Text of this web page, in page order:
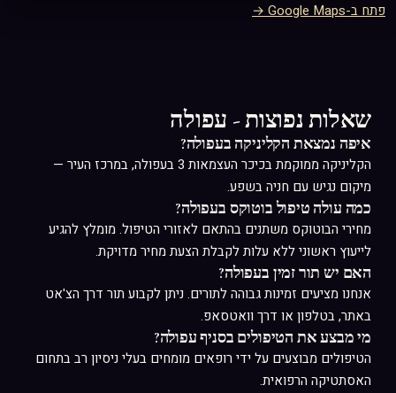
פתח ב-Google Maps →
שאלות נפוצות - עפולה
איפה נמצאת הקליניקה בעפולה?
הקליניקה ממוקמת בכיכר העצמאות 3 בעפולה, במרכז העיר —
מיקום נגיש עם חניה בשפע.
כמה עולה טיפול בוטוקס בעפולה?
מחירי הבוטוקס משתנים בהתאם לאזורי הטיפול. מומלץ להגיע
לייעוץ ראשוני ללא עלות לקבלת הצעת מחיר מדויקת.
האם יש תור זמין בעפולה?
אנחנו מציעים זמינות גבוהה לתורים. ניתן לקבוע תור דרך הצ'אט
באתר, בטלפון או דרך וואטסאפ.
מי מבצע את הטיפולים בסניף עפולה?
הטיפולים מבוצעים על ידי רופאים מומחים בעלי ניסיון רב בתחום
האסתטיקה הרפואית.